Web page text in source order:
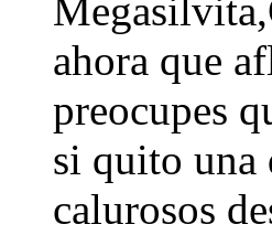
ahora que
preocupes
si quito una
calurosos